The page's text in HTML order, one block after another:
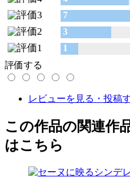
7
3
1
評価する
レビューを見る・投稿
この作品の関連作
はこちら